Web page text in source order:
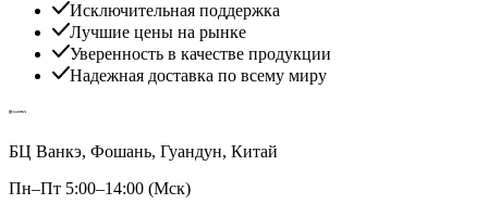
Исключительная поддержка
Лучшие цены на рынке
Уверенность в качестве продукции
Надежная доставка по всему миру
БЦ Ванкэ, Фошань, Гуандун, Китай
Пн–Пт 5:00–14:00 (Мск)